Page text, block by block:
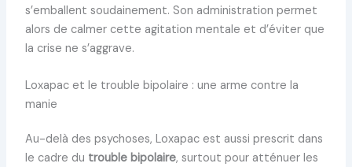
s’emballent soudainement. Son administration permet
alors de calmer cette agitation mentale et d’éviter que
la crise ne s’aggrave.
Loxapac et le trouble bipolaire : une arme contre la
manie
Au-delà des psychoses, Loxapac est aussi prescrit dans
le cadre du trouble bipolaire, surtout pour atténuer les